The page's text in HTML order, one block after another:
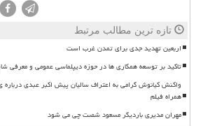
تازه ترین مطالب مرتبط
اربعین تهدید جدی برای تمدن غرب است
تاکید بر توسعه همکاری ها در حوزه دیپلماسی عمومی و معرفی
واکنش کیانوش گرامی به اعتراف سالیان پیش اکبر عبدی
همراه فیلم
مهران مدیری باردیگر مسعود شصت چی می شود